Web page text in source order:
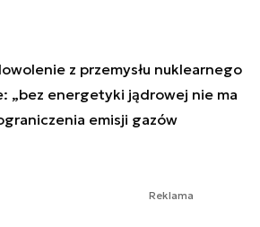
z przemysłu nuklearnego
„bez energetyki jądrowej nie ma
emisji gazów
Reklama